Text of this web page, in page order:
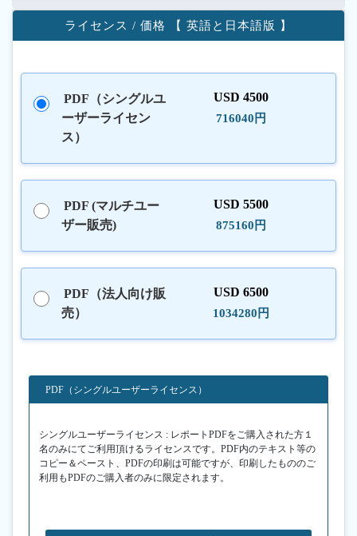
ライセンス / 価格 【 英語と日本語版 】
PDF（シングルユ
ーザーライセン
ス）
USD 4500
716040円
PDF (マルチユー
ザー販売)
USD 5500
875160円
PDF（法人向け販
売）
USD 6500
1034280円
PDF（シングルユーザーライセンス）
シングルユーザーライセンス : レポートPDFをご購入された方１
名のみにてご利用頂けるライセンスです。PDF内のテキスト等の
コピー＆ペースト、PDFの印刷は可能ですが、印刷したもののご
利用もPDFのご購入者のみに限定されます。